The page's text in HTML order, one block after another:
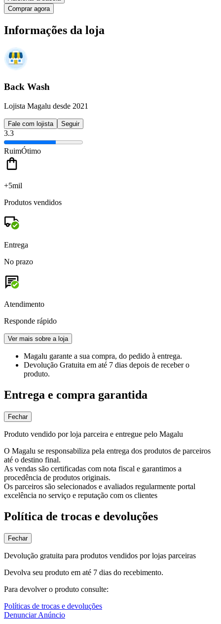
Comprar agora
Informações da loja
Back Wash
Lojista Magalu desde 2021
Fale com lojista Seguir
3.3
RuimÓtimo
+5mil
Produtos vendidos
Entrega
No prazo
Atendimento
Responde rápido
Ver mais sobre a loja
Magalu garante a sua compra, do pedido à entrega.
Devolução Gratuita em até 7 dias depois de receber o
produto.
Entrega e compra garantida
Fechar
Produto vendido por loja parceira e entregue pelo Magalu
O Magalu se responsabiliza pela entrega dos produtos de parceiros
até o destino final.
As vendas são certificadas com nota fiscal e garantimos a
procedência de produtos originais.
Os parceiros são selecionados e avaliados regularmente portal
excelência no serviço e reputação com os clientes
Política de trocas e devoluções
Fechar
Devolução gratuita para produtos vendidos por lojas parceiras
Devolva seu produto em até 7 dias do recebimento.
Para devolver o produto consulte:
Políticas de trocas e devoluções
Denunciar Anúncio